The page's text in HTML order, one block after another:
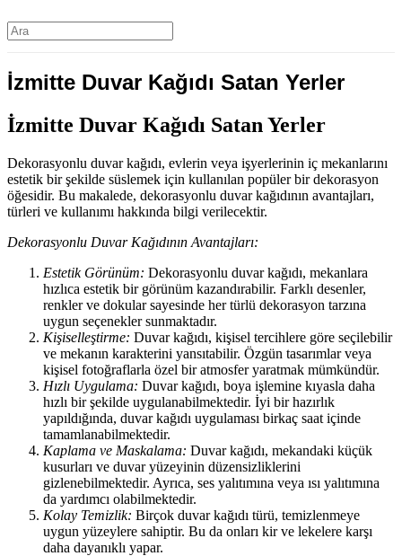
İzmitte Duvar Kağıdı Satan Yerler
İzmitte Duvar Kağıdı Satan Yerler
Dekorasyonlu duvar kağıdı, evlerin veya işyerlerinin iç mekanlarını
estetik bir şekilde süslemek için kullanılan popüler bir dekorasyon
öğesidir. Bu makalede, dekorasyonlu duvar kağıdının avantajları,
türleri ve kullanımı hakkında bilgi verilecektir.
Dekorasyonlu Duvar Kağıdının Avantajları:
Estetik Görünüm: Dekorasyonlu duvar kağıdı, mekanlara
hızlıca estetik bir görünüm kazandırabilir. Farklı desenler,
renkler ve dokular sayesinde her türlü dekorasyon tarzına
uygun seçenekler sunmaktadır.
Kişiselleştirme: Duvar kağıdı, kişisel tercihlere göre seçilebilir
ve mekanın karakterini yansıtabilir. Özgün tasarımlar veya
kişisel fotoğraflarla özel bir atmosfer yaratmak mümkündür.
Hızlı Uygulama: Duvar kağıdı, boya işlemine kıyasla daha
hızlı bir şekilde uygulanabilmektedir. İyi bir hazırlık
yapıldığında, duvar kağıdı uygulaması birkaç saat içinde
tamamlanabilmektedir.
Kaplama ve Maskalama: Duvar kağıdı, mekandaki küçük
kusurları ve duvar yüzeyinin düzensizliklerini
gizlenebilmektedir. Ayrıca, ses yalıtımına veya ısı yalıtımına
da yardımcı olabilmektedir.
Kolay Temizlik: Birçok duvar kağıdı türü, temizlenmeye
uygun yüzeylere sahiptir. Bu da onları kir ve lekelere karşı
daha dayanıklı yapar.